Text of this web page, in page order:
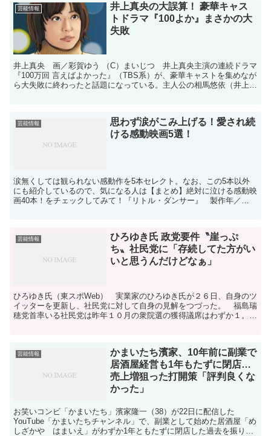
芸能情報
井上真央の大誤算！ 豪華キャス
トドラマ『100よか』まさかの大
失敗
井上真央 画／彩賀ゆう （C）まいじつ 井上真央主演の連続ドラマ
『100万回 言えばよかった』（TBS系）が、豪華キャストを集めなが
ら大失敗に終わったと話題になっている。主人公の相馬悠依（井上）
芸能情報
思わず涙がこみ上げる！愛され続
ける感動映画5選！
涙無くしては観られない感動作を5本セレクト。なお、この5本以外
にも紹介しているので、気になる人は【まとめ】絶対に泣ける感動映
画40本！をチェックしてみて！『リトル・ダンサー』 製作年／
芸能情報
ひろゆき氏 政党要件〝崖っぷ
ち〟社民党に「存続してた方がい
いと思うんだけどなぁ」
ひろゆき氏（東スポWeb） 実業家のひろゆき氏が２６日、自身のツ
イッターを更新し、社民党に対して自身の見解をつづった。 福島瑞
穂党首率いる社民党は昨年１０月の衆院選の獲得議席はわずか１。得
芸能情報
かまいたち濱家、10年前に副業で
居酒屋経営も1年もたずに閉店…
売上増狙った打開策「評判良くな
かった」
お笑いコンビ「かまいたち」濱家隆一（38）が22日に配信した
YouTube「かまいたちチャンネル」で、副業として始めた居酒屋「め
しざかや はまいえ」がわずか1年ともたずに閉店した過去を振り返